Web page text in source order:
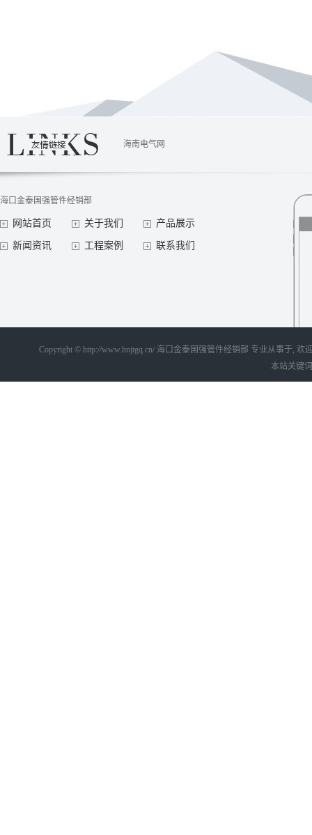
海南电气网
海口金泰国强管件经销部
网站首页 关于我们 产品展示
新闻资讯 工程案例 联系我们
Copyright © http://www.hnjtgq.cn/ 海口金泰国强管件经销部 专业从事于
本站关键